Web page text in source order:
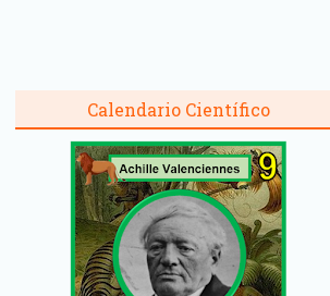
Calendario Científico